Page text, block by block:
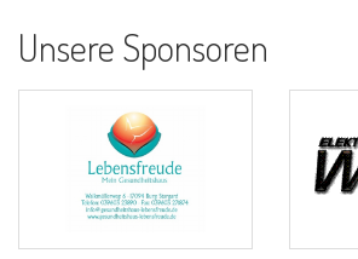
Unsere Sponsoren